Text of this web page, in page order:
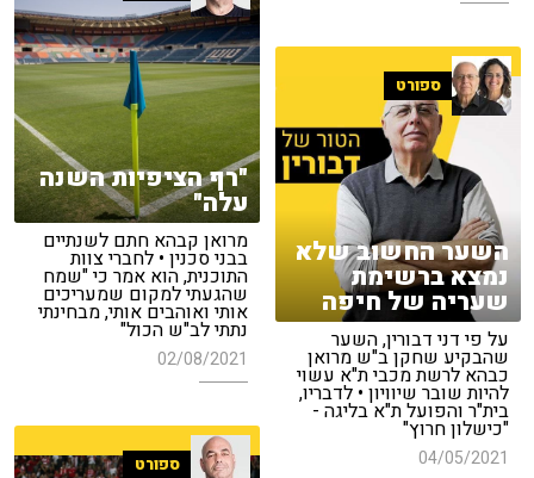
"רף הציפיות השנה
עלה"
מרואן קבהא חתם לשנתיים
בבני סכנין • לחברי צוות
התוכנית, הוא אמר כי "שמח
שהגעתי למקום שמעריכים
אותי ואוהבים אותי, מבחינתי
נתתי לב"ש הכול"
02/08/2021
ספורט
השער החשוב שלא
נמצא ברשימת
שעריה של חיפה
על פי דני דבורין, השער
שהבקיע שחקן ב"ש מרואן
כבהא לרשת מכבי ת"א עשוי
להיות שובר שיוויון • לדבריו,
בית"ר והפועל ת"א בליגה -
"כישלון חרוץ"
04/05/2021 ספורט